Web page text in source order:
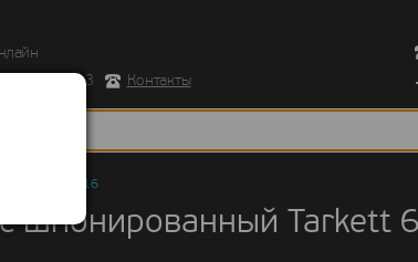
д.43 корпус 3
Контакты
Tarkett 60х16
шпонированный Tarkett